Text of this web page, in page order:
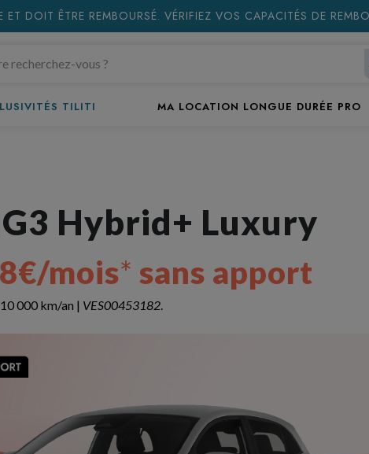
DOIT ÊTRE REMBOURSÉ. VÉRIFIEZ VOS CAPACITÉS DE
TILITI MA LOCATION LONGUE DURÉE PRO
Hybrid+ Luxury
mois* sans apport
000 km/an | VES00453182.